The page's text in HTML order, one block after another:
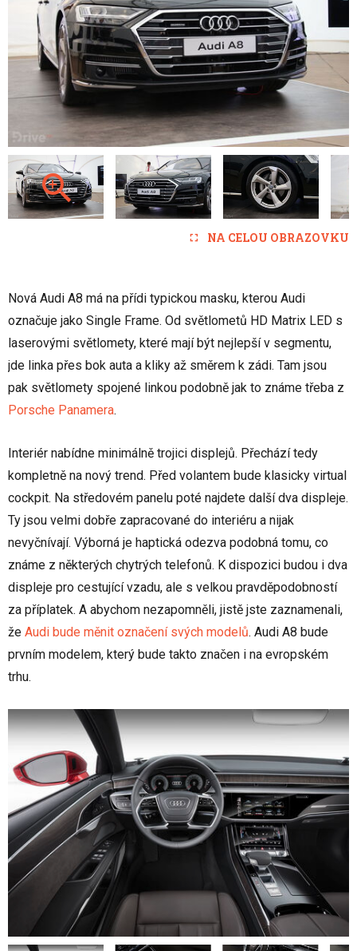
NA CELOU OBRAZOVKU
Nová Audi A8 má na přídi typickou masku, kterou Audi
označuje jako Single Frame. Od světlometů HD Matrix LED s
laserovými světlomety, které mají být nejlepší v segmentu,
jde linka přes bok auta a kliky až směrem k zádi. Tam jsou
pak světlomety spojené linkou podobně jak to známe třeba z
Porsche Panamera.
Interiér nabídne minimálně trojici displejů. Přechází tedy
kompletně na nový trend. Před volantem bude klasicky virtual
cockpit. Na středovém panelu poté najdete další dva displeje.
Ty jsou velmi dobře zapracované do interiéru a nijak
nevyčnívají. Výborná je haptická odezva podobná tomu, co
známe z některých chytrých telefonů. K dispozici budou i dva
displeje pro cestující vzadu, ale s velkou pravděpodobností
za příplatek. A abychom nezapomněli, jistě jste zaznamenali,
že Audi bude měnit označení svých modelů. Audi A8 bude
prvním modelem, který bude takto značen i na evropském
trhu.